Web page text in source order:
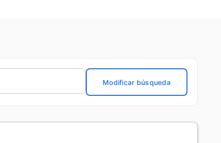
Modificar búsqueda